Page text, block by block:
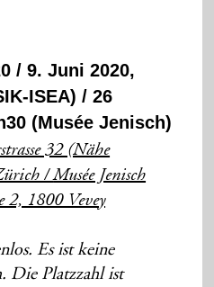
/ 9. Juni 2020,
ISEA) / 26
(Musée Jenisch)
32 (Nähe
/Musée Jenisch
2, 1800 Vevey
Es ist keine
Die Platzzahl ist